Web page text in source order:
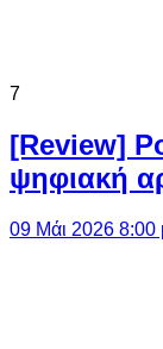
7
[Review]
ψηφιακή
09 Μάι 2026 8:00